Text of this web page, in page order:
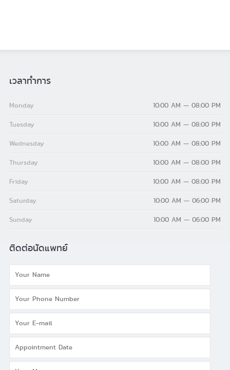
เวลาทำการ
Monday
10:00 AM — 08:00 PM
Tuesday
10:00 AM — 08:00 PM
Wednesday
10:00 AM — 08:00 PM
Thursday
10:00 AM — 08:00 PM
Friday
10:00 AM — 08:00 PM
Saturday
10:00 AM — 06:00 PM
Sunday
10:00 AM — 06:00 PM
ติดต่อนัดแพทย์